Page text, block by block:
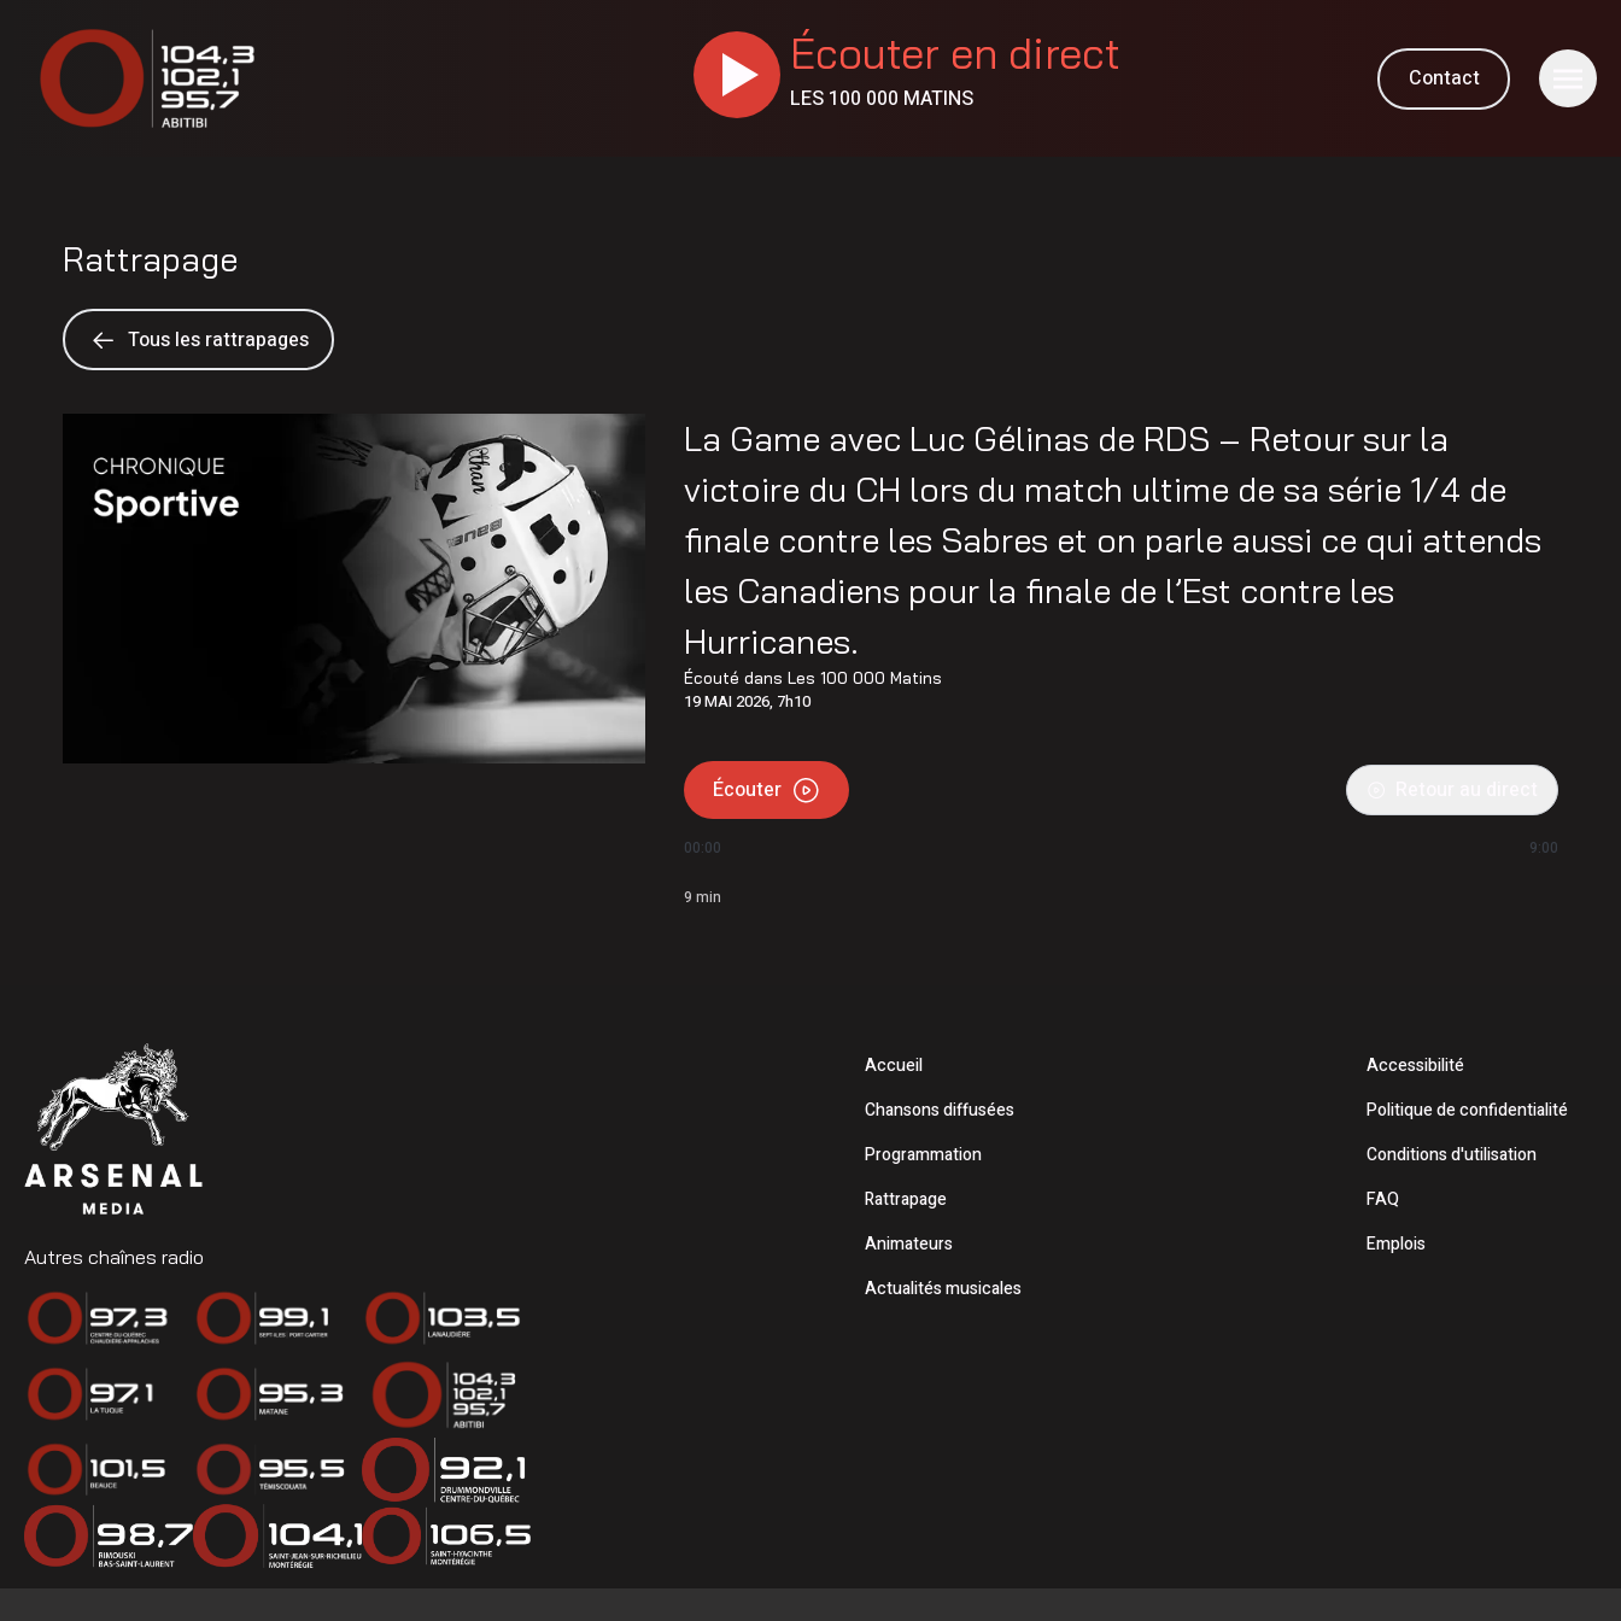
Écouter en direct
LES 100 000 MATINS
Contact
Rattrapage
Tous les rattrapages
La Game avec Luc Gélinas de RDS – Retour sur la
victoire du CH lors du match ultime de sa série 1/4 de
finale contre les Sabres et on parle aussi ce qui attends
les Canadiens pour la finale de l’Est contre les
Hurricanes.
Écouté dansLes 100 000 Matins
19 MAI 2026, 7h10
Écouter
00:00 9:00
9 min
Autres chaînes radio
Accueil
Chansons diffusées
Programmation
Rattrapage
Animateurs
Actualités musicales
Accessibilité
Politique de confidentialité
Conditions d'utilisation
FAQ
Emplois